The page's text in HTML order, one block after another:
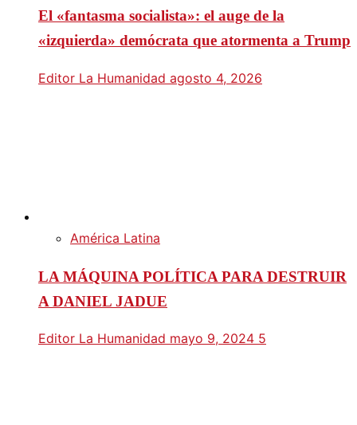
El «fantasma socialista»: el auge de la
«izquierda» demócrata que atormenta a Trump
Editor La Humanidad agosto 4, 2026
América Latina
LA MÁQUINA POLÍTICA PARA DESTRUIR
A DANIEL JADUE
Editor La Humanidad mayo 9, 2024 5